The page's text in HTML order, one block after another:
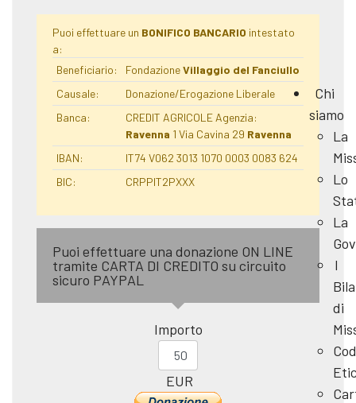
Chi
siamo
La
Lo
La
I
di
Puoi effettuare un BONIFICO BANCARIO intestato
a:
Beneficiario:
FondazioneVillaggio del Fanciullo
Causale:
Donazione/Erogazione Liberale
Banca:
CREDIT AGRICOLE Agenzia:
Ravenna 1 Via Cavina 29 Ravenna
IBAN:
IT74 V062 3013 1070 0003 0083 624
BIC:
CRPPIT2PXXX
Puoi effettuare una donazione ON LINE
tramite CARTA DI CREDITO su circuito
sicuro PAYPAL
Importo
EUR